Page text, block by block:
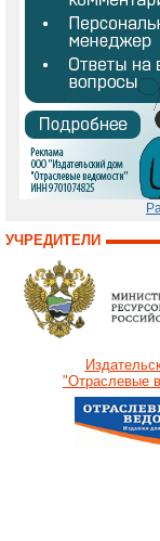
УЧРЕДИТЕЛИ
"Отраслевые